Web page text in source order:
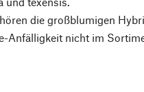
die großblumigen
Anfälligkeit nicht im